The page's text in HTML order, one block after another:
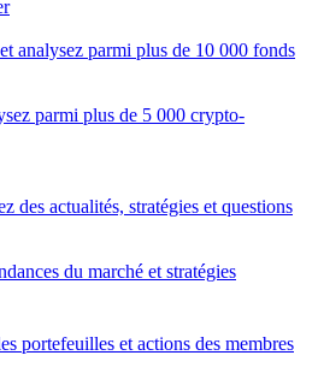
analysez parmi plus de 10 000 fonds
parmi plus de 5 000 crypto-
des actualités, stratégies et questions
du marché et stratégies
portefeuilles et actions des membres